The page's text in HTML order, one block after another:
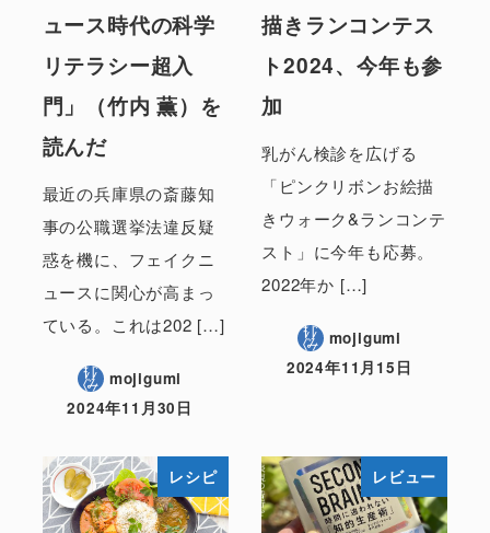
ュース時代の科学
リテラシー超入
門」（竹内 薫）を
読んだ
最近の兵庫県の斎藤知
事の公職選挙法違反疑
惑を機に、フェイクニ
ュースに関心が高まっ
ている。これは202 […]
mojigumi
2024年11月30日
描きランコンテス
ト2024、今年も参
加
乳がん検診を広げる
「ピンクリボンお絵描
きウォーク&ランコンテ
スト」に今年も応募。
2022年か […]
mojigumi
2024年11月15日
レシピ レビュー